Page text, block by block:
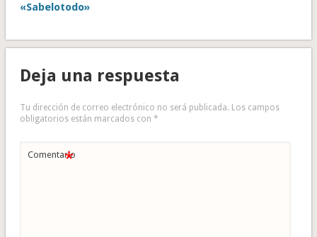
«Sabelotodo»
Deja una respuesta
Tu dirección de correo electrónico no será publicada. Los campos
obligatorios están marcados con *
Comentario
*